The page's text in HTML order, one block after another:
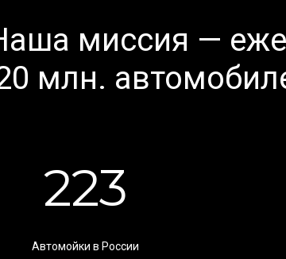
миссия —
млн.
223
Автомойки в России